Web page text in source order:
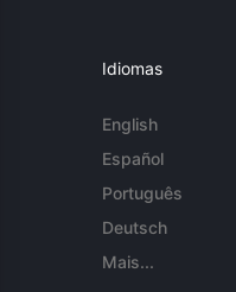
Idiomas
English
Español
Português
Deutsch
Mais...